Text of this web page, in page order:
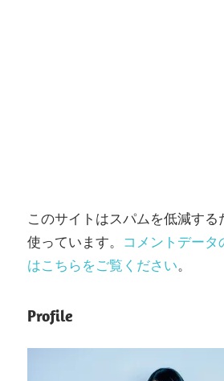
このサイトはスパムを低減する
使っています。 コメントデー
はこちらをご覧ください。
Profile